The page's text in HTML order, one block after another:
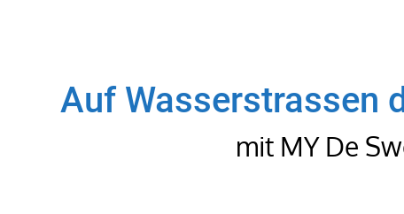
Auf Wasserstrassen
mit MY De